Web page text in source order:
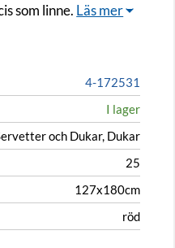
som linne. Läs mer
4-172531
I lager
och Dukar, Dukar
25
127x180cm
röd